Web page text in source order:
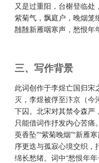
又是过重阳，台榭登临处
紫菊气，飘庭户，晚烟笼
雝雝新雁咽寒声，愁恨年
三、写作背景
此词创作于李煜亡国归宋
灭，李煜被俘至汴京（今
下囚。北宋对其禁令森严
只能借词作抒发内心苦痛
萸香坠”“紫菊晚烟”“新雁
序更迭与孤寂心境交织，
绵长愁绪。词中“愁恨年